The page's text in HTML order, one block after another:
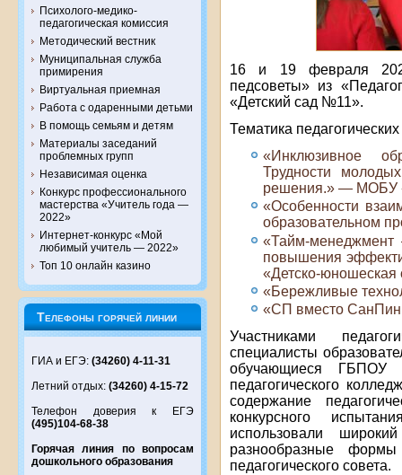
Психолого-медико-
педагогическая комиссия
Методический вестник
Муниципальная служба
примирения
Виртуальная приемная
Работа с одаренными детьми
В помощь семьям и детям
Материалы заседаний
проблемных групп
Независимая оценка
Конкурс профессионального
мастерства «Учитель года —
2022»
Интернет-конкурс «Мой
любимый учитель — 2022»
Топ 10 онлайн казино
Телефоны горячей линии
ГИА и ЕГЭ: (34260) 4-11-31
Летний отдых: (34260) 4-15-72
Телефон доверия к ЕГЭ
(495)104-68-38
Горячая линия по вопросам
дошкольного образования
16 и 19 февраля 2021
педсоветы» из
«Детский сад №11».
Тематика
«Инклюзивное
Трудности
решения.» —
«Особенности
образовательном
«Тайм-менеджмент
повышения
«Детско-
«Бережливые
«СП вместо
Участниками
специалисты
обучающиеся ГБПОУ
педагогического
содержание
конкурсного
использовали
разнообразные
педагогического совета.